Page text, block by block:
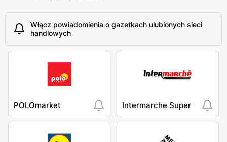
Włącz powiadomienia o gazetkach ulubionych sieci
handlowych
POLOmarket Intermarche Super